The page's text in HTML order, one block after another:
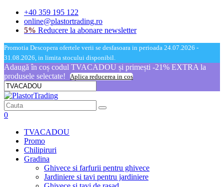
+40 359 195 122
online@plastortrading.ro
5% Reducere la abonare newsletter
Promotia Descopera ofertele verii se desfasoara in perioada 24.07.2026 -
31.08.2026, in limita stocului disponibil.
Adaugă în coș codul TVACADOU și primești -21% EXTRA la
produsele selectate!
Aplica reducerea in cos
0
TVACADOU
Promo
Chilipiruri
Gradina
Ghivece si farfurii pentru ghivece
Jardiniere si tavi pentru jardiniere